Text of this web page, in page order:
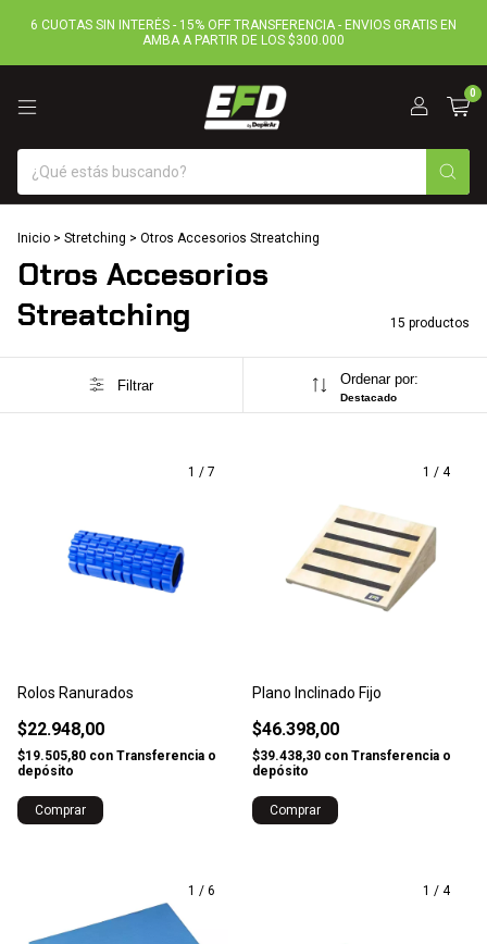
6 CUOTAS SIN INTERÉS - 15% OFF TRANSFERENCIA - ENVIOS GRATIS EN
AMBA A PARTIR DE LOS $300.000
0
Inicio > Stretching > Otros Accesorios Streatching
Otros Accesorios
Streatching
15 productos
Filtrar Ordenar por:
Destacado
1 / 7
Rolos Ranurados
$22.948,00
$19.505,80 con Transferencia o
depósito
Comprar
1 / 4
Plano Inclinado Fijo
$46.398,00
$39.438,30 con Transferencia o
depósito
1 / 6 1 / 4